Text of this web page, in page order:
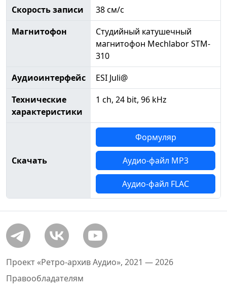
Скорость записи
38 см/с
Магнитофон
Студийный катушечный
магнитофон Mechlabor STM-
310
Аудиоинтерфейс
ESI Juli@
Технические
характеристики
1 ch, 24 bit, 96 kHz
Скачать
Формуляр
Аудио-файл MP3
Аудио-файл FLAC
Проект «Ретро-архив Аудио», 2021 — 2026
Правообладателям